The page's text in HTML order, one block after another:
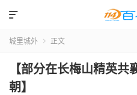

城里城外  正文
【部分在长梅山精英共
朝】